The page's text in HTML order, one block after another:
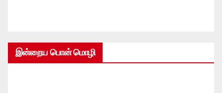
இன்றைய பொன் மொழி